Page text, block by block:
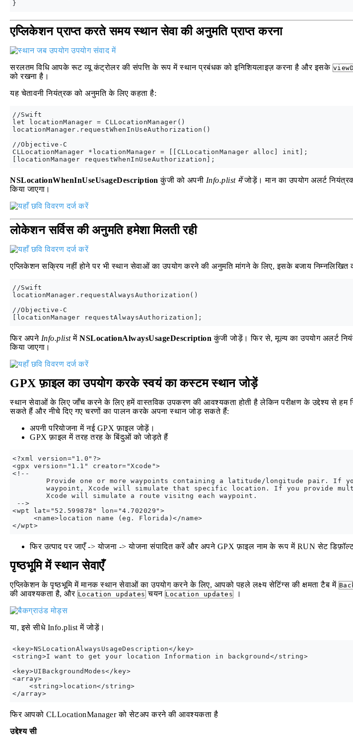
एप्लिकेशन प्राप्त करते समय स्थान सेवा की अनुमति प्राप्त करना
सरलतम विधि आपके रूट व्यू कंट्रोलर की संपत्ति के रूप में स्थान प्रबंधक को इनिशियलाइज़ करना है और इसके
को रखना है।
यह चेतावनी नियंत्रक को अनुमति के लिए कहता है:
//Swift
let locationManager = CLLocationManager()
locationManager.requestWhenInUseAuthorization()
//Objective-C
CLLocationManager *locationManager = [[CLLocationManager alloc] init];
NSLocationWhenInUseUsageDescription कुंजी को अपनी Info.plist मेंजोड़ें। मान का उपयोग अलर्ट
किया जाएगा।
लोकेशन सर्विस की अनुमति हमेशा मिलती रही
एप्लिकेशन सक्रिय नहीं होने पर भी स्थान सेवाओं का उपयोग करने की अनुमति मांगने के लिए, इसके बजाय निम्नलिखित
//Swift
locationManager.requestAlwaysAuthorization()
//Objective-C
फिर अपने Info.plistमें NSLocationAlwaysUsageDescription कुंजी जोड़ें। फिर से, मूल्य का उपयोग अलर्ट
किया जाएगा।
GPX फ़ाइल का उपयोग करके स्वयं का कस्टम स्थान जोड़ें
स्थान सेवाओं के लिए जाँच करने के लिए हमें वास्तविक उपकरण की आवश्यकता होती है लेकिन परीक्षण के उद्देश्य से हम
सकते हैं और नीचे दिए गए चरणों का पालन करके अपना स्थान जोड़ सकते हैं:
अपनी परियोजना में नई GPX फ़ाइल जोड़ें।
GPX फ़ाइल में तरह तरह के बिंदुओं को जोड़ते हैं
<?xml version="1.0"?>
<gpx version="1.1" creator="Xcode">
<!--
Provide one or more waypoints containing a latitude/longitude pair. If
waypoint, Xcode will simulate that specific location. If you provide
        Xcode will simulate a route visitng each waypoint.
-->
<wpt lat="52.599878" lon="4.702029">
     <name>location name (eg. Florida)</name>
फिर उत्पाद पर जाएँ -> योजना -> योजना संपादित करें और अपने GPX फ़ाइल नाम के रूप में RUN सेट
पृष्ठभूमि में स्थान सेवाएँ
एप्लिकेशन के पृष्ठभूमि में मानक स्थान सेवाओं का उपयोग करने के लिए, आपको पहले लक्ष्य सेटिंग्स की क्षमता टैब में
की आवश्यकता है, और Location updates चयन Location updates ।
या, इसे सीधे Info.plist में जोड़ें।
<key>NSLocationAlwaysUsageDescription</key>
<string>I want to get your location Information in background</string>
<key>UIBackgroundModes</key>
<array>
    <string>location</string>
फिर आपको CLLocationManager को सेटअप करने की आवश्यकता है
उद्देश्य सी